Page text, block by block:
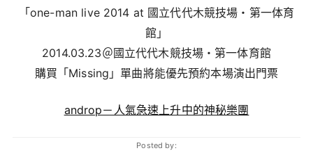
「one-man live 2014 at 國立代代木競技場・第一体育
館」
2014.03.23＠國立代代木競技場・第一体育館
購買「Missing」單曲將能優先預約本場演出門票
androp－人氣急速上升中的神秘樂團
Posted by: